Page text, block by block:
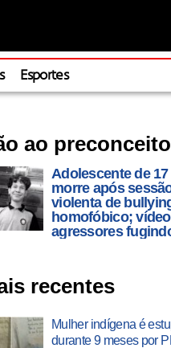
Esportes
ao
Adolescente de
morre após
violenta de
homofóbico;
agressores
recentes
Mulher indígena é
durante 9 meses por